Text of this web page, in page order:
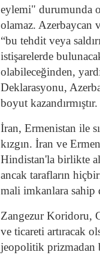
eylemi" durumunda
olamaz. Azerbaycan
“bu tehdit veya
istişarelerde
olabileceğinden,
Deklarasyonu,
boyut kazandırmıştır.
İran, Ermenistan ile
kızgın. İran ve
Hindistan'la birlikte
ancak tarafların
mali imkanlara sahip
Zangezur Koridoru,
ve ticareti artıracak
jeopolitik prizmadan